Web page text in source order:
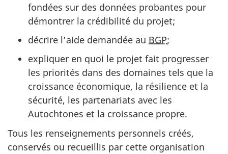
fondées sur des données probantes pour
démontrer la crédibilité du projet;
décrire l’aide demandée au BGP;
expliquer en quoi le projet fait progresser
les priorités dans des domaines tels que la
croissance économique, la résilience et la
sécurité, les partenariats avec les
Autochtones et la croissance propre.
Tous les renseignements personnels créés,
conservés ou recueillis par cette organisation